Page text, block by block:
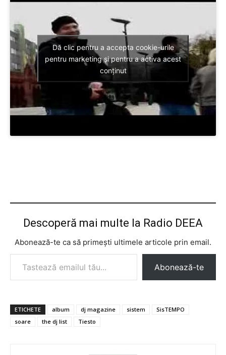
Dă clic pentru a accepta cookie-urile
pentru marketing și pentru a activa acest
conținut
Descoperă mai multe la Radio DEEA
Abonează-te ca să primești ultimele articole prin email.
Tastează emailul tău...
Abonează-te
ETICHETE album dj magazine sistem
SisTEMPO
soare
the dj list Tiesto